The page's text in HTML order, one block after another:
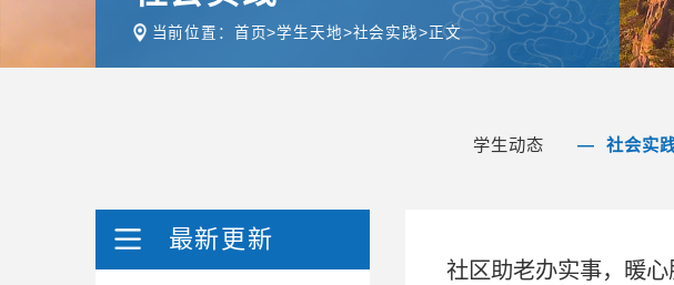
当前位置： 首页>学生天地>社会实践>正文
学生动态 社会实
最新更新
社区助老办实事，暖